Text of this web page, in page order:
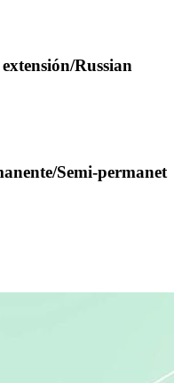
Russian
Semi-permanet